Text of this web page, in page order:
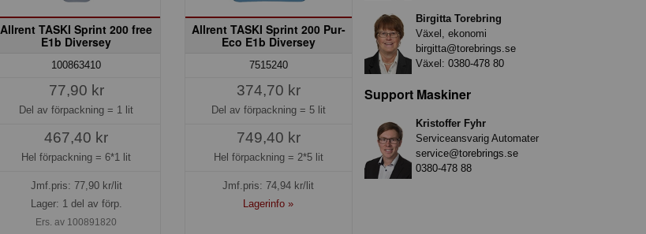
Allrent TASKI Sprint 200 free
E1b Diversey
100863410
77,90 kr
Del av förpackning = 1 lit
467,40 kr
Hel förpackning =6*1 lit
Jmf.pris: 77,90kr/lit
Lager: 1 del av förp.
Ers. av 100891820
Allrent TASKI Sprint 200 Pur-
Eco E1b Diversey
7515240
374,70 kr
Del av förpackning = 5 lit
749,40 kr
Hel förpackning = 2*5 lit
Jmf.pris:74,94 kr/lit
Lagerinfo »
Birgitta Torebring
Växel, ekonomi
birgitta@torebrings.se
Växel: 0380-478 80
Support Maskiner
Kristoffer Fyhr
Serviceansvarig Automater
service@torebrings.se
0380-478 88